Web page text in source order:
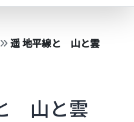
遥 地平線と 山と雲
山と雲